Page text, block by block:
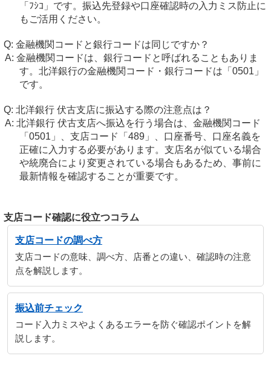
「ﾌｼｺ」です。振込先登録や口座確認時の入力ミス防止に
もご活用ください。
金融機関コードと銀行コードは同じですか？
金融機関コードは、銀行コードと呼ばれることもありま
す。北洋銀行の金融機関コード・銀行コードは「0501」
です。
北洋銀行 伏古支店に振込する際の注意点は？
北洋銀行 伏古支店へ振込を行う場合は、金融機関コード
「0501」、支店コード「489」、口座番号、口座名義を
正確に入力する必要があります。支店名が似ている場合
や統廃合により変更されている場合もあるため、事前に
最新情報を確認することが重要です。
支店コード確認に役立つコラム
支店コードの調べ方
支店コードの意味、調べ方、店番との違い、確認時の注意
点を解説します。
振込前チェック
コード入力ミスやよくあるエラーを防ぐ確認ポイントを解
説します。